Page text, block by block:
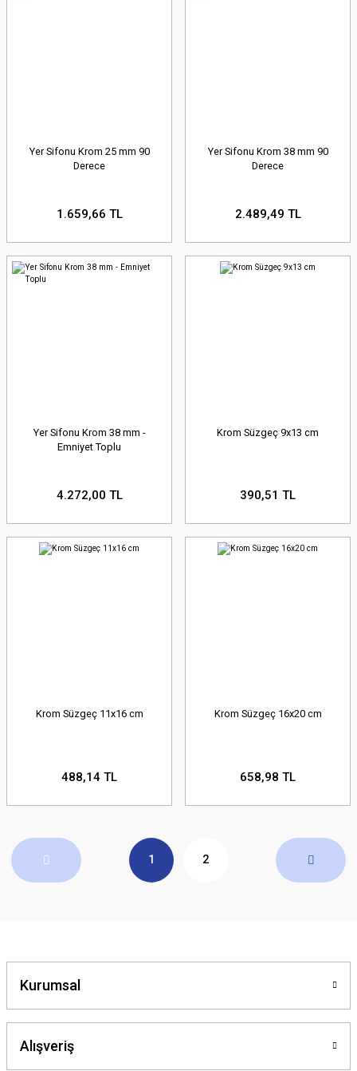
Yer Sifonu Krom 25 mm 90
Derece
1.659,66 TL
Yer Sifonu Krom 38 mm 90
Derece
2.489,49 TL
Yer Sifonu Krom 38 mm -
Emniyet Toplu
4.272,00 TL
Krom Süzgeç 9x13 cm
390,51 TL
Krom Süzgeç 11x16 cm
488,14 TL
Krom Süzgeç 16x20 cm
658,98 TL
1 2
Kurumsal
Alışveriş